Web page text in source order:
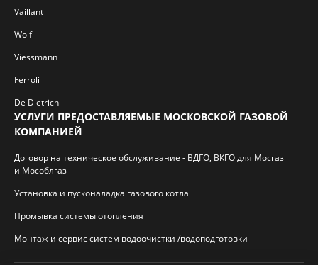
Vaillant
Wolf
Viessmann
Ferroli
De Dietrich
УСЛУГИ ПРЕДОСТАВЛЯЕМЫЕ МОСКОВСКОЙ ГАЗОВОЙ
КОМПАНИЕЙ
Договор на техническое обслуживание - ВДГО, ВКГО для Мосгаз
и Мособлгаз
Установка и пусконаладка газового котла
Промывка системы отопления
Монтаж и сервис систем водоочистки /водоподготовки